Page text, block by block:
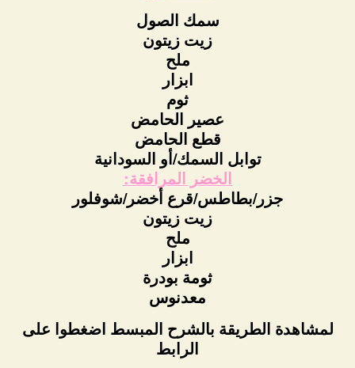
سمك الصول
زيت زيتون
ملح
ابزار
ثوم
عصير الحامض
قطع الحامض
توابل السمك/أو السودانية
الخضر المرافقة:
جزر/بطاطس/قرع أخضر/شوفلور
زيت زيتون
ملح
ابزار
ثومة بودرة
معدنوس
لمشاهدة الطريقة بالشرح المبسط اضغطوا على
الرابط